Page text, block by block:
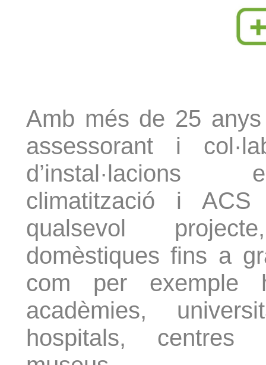
Amb més de 25
assessorant i
d’instal·lacions
climatització i
qualsevol
domèstiques fins a
com per exemple
acadèmies,
hospitals, centres